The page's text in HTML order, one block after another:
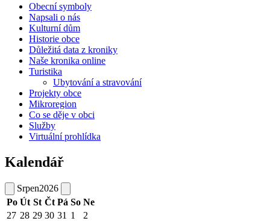
Obecní symboly
Napsali o nás
Kulturní dům
Historie obce
Důležitá data z kroniky
Naše kronika online
Turistika
Ubytování a stravování
Projekty obce
Mikroregion
Co se děje v obci
Služby
Virtuální prohlídka
Kalendář
Srpen2026
Po Út St Čt Pá So Ne
27 28 29 30 31 1
2